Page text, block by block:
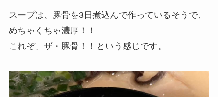
スープは、豚骨を3日煮込んで作っているそうで、
めちゃくちゃ濃厚！！
これぞ、ザ・豚骨！！という感じです。